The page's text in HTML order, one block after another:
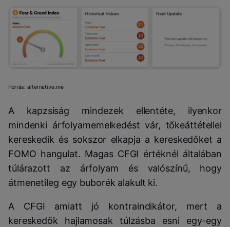
Forrás: alternative.me
A kapzsiság mindezek ellentéte, ilyenkor
mindenki árfolyamemelkedést vár, tőkeáttétellel
kereskedik és sokszor elkapja a kereskedőket a
FOMO hangulat. Magas CFGI értéknél általában
túlárazott az árfolyam és valószínű, hogy
átmenetileg egy buborék alakult ki.
A CFGI amiatt jó kontraindikátor, mert a
kereskedők hajlamosak túlzásba esni egy-egy